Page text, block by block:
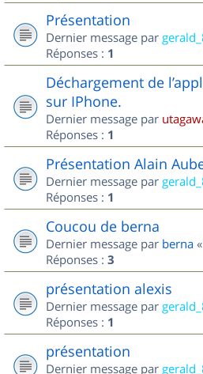
Présentation
Dernier message par
Réponses : 1
Déchargement de
sur IPhone.
Dernier message par
Réponses : 1
Présentation Alain
Dernier message par
Réponses : 1
Coucou de berna
Dernier message par berna «
Réponses : 3
présentation alexis
Dernier message par
Réponses : 1
présentation
Dernier message par